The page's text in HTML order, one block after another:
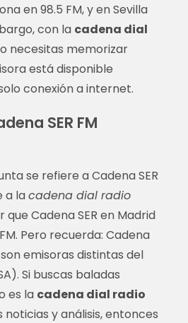
en 98.5 FM, y en Sevilla
con la cadena dial
necesitas memorizar
está disponible
conexión a internet.
SER FM
se refiere a Cadena SER
a lacadena dial radio
que Cadena SER en Madrid
Pero recuerda: Cadena
son emisoras distintas del
Si buscas baladas
es la cadena dial radio
noticias y análisis, entonces